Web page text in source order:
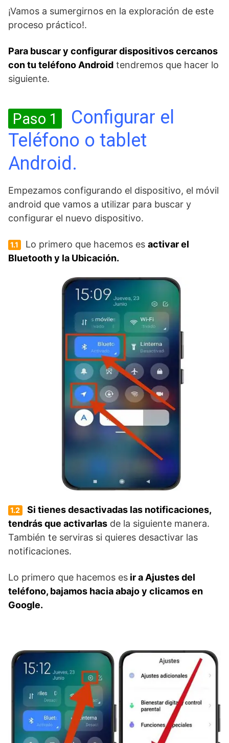
¡Vamos a sumergirnos en la exploración de este
proceso práctico!.
Para buscar y configurar dispositivos cercanos
con tu teléfono Android tendremos que hacer lo
siguiente.
Paso 1
Configurar el
Teléfono o tablet
Android.
Empezamos configurando el dispositivo, el móvil
android que vamos a utilizar para buscar y
configurar el nuevo dispositivo.
1.1 Lo primero que hacemos es activar el
Bluetooth y la Ubicación.
1.2
Si tienes desactivadas las notificaciones,
tendrás que activarlas de la siguiente manera.
También te serviras si quieres desactivar las
notificaciones.
Lo primero que hacemos es ir a Ajustes del
teléfono, bajamos hacia abajo y clicamos en
Google.